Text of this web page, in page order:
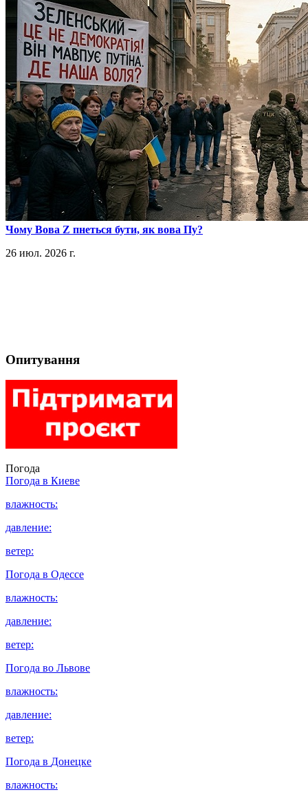
​Чому Вова Z пнеться бути, як вова Пу?
26 июл. 2026 г.
Опитування
Погода
Погода в Киеве
влажность:
давление:
ветер:
Погода в Одессе
влажность:
давление:
ветер:
Погода во Львове
влажность:
давление:
ветер:
Погода в Донецке
влажность: